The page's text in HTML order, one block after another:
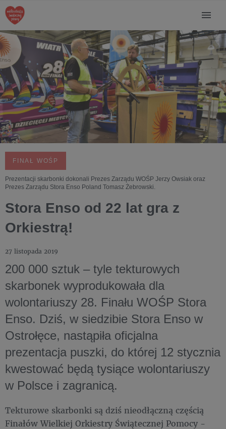
FINAŁ WOŚP
Prezentacji skarbonki dokonali Prezes Zarządu WOŚP Jerzy Owsiak oraz
Prezes Zarządu Stora Enso Poland Tomasz Żebrowski.
Stora Enso od 22 lat gra z
Orkiestrą!
27 listopada 2019
200 000 sztuk – tyle tekturowych
skarbonek wyprodukowała dla
wolontariuszy 28. Finału WOŚP Stora
Enso. Dziś, w siedzibie Stora Enso w
Ostrołęce, nastąpiła oficjalna
prezentacja puszki, do której 12 stycznia
kwestować będą tysiące wolontariuszy
w Polsce i zagranicą.
Tekturowe skarbonki są dziś nieodłączną częścią
Finałów Wielkiej Orkiestry Świątecznej Pomocy -